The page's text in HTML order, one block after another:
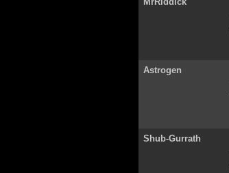
Astrogen
Shub-Gurrath